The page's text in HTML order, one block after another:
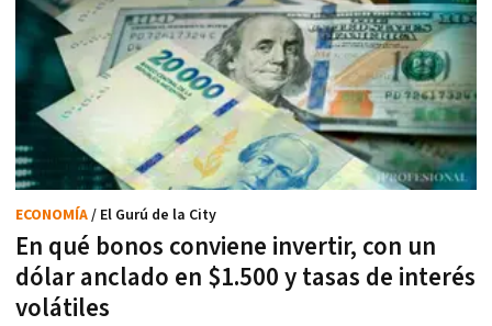
En qué bonos conviene invertir, con un
dólar anclado en $1.500 y tasas de interés
volátiles
ECONOMÍA/ El Gurú de la City